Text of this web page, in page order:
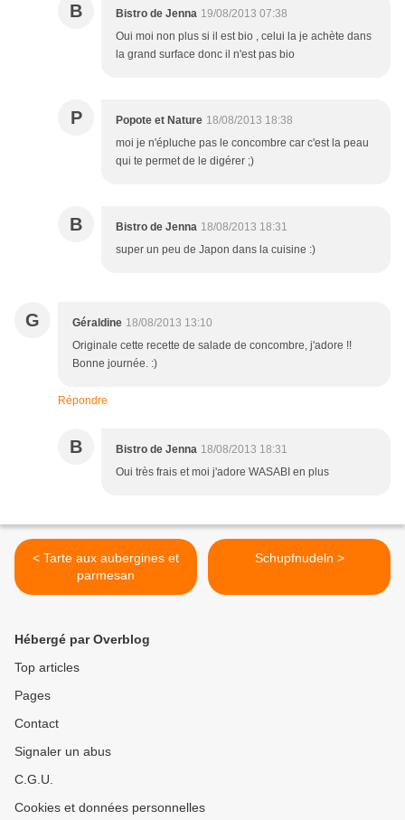
B Bistro de Jenna 19/08/2013 07:38
Oui moi non plus si il est bio , celui la je achète dans
la grand surface donc il n'est pas bio
P Popote et Nature 18/08/2013 18:38
moi je n'épluche pas le concombre car c'est la peau
qui te permet de le digérer ;)
B Bistro de Jenna 18/08/2013 18:31
super un peu de Japon dans la cuisine :)
G Géraldine 18/08/2013 13:10
Originale cette recette de salade de concombre, j'adore !!
Bonne journée. :)
Répondre
B Bistro de Jenna 18/08/2013 18:31
Oui très frais et moi j'adore WASABI en plus
< Tarte aux aubergines et
parmesan
Schupfnudeln >
Hébergé par Overblog
Top articles
Pages
Contact
Signaler un abus
C.G.U.
Cookies et données personnelles